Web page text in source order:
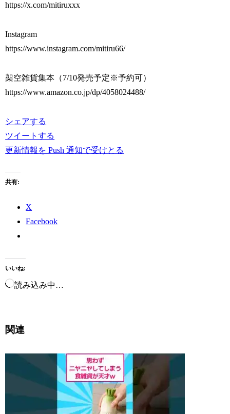
https://x.com/mitiruxxx
Instagram
https://www.instagram.com/mitiru66/
架空雑貨集本（7/10発売予定※予約可）
https://www.amazon.co.jp/dp/4058024488/
シェアする
ツイートする
更新情報を Push 通知で受けとる
共有:
X
Facebook
いいね:
読み込み中…
関連